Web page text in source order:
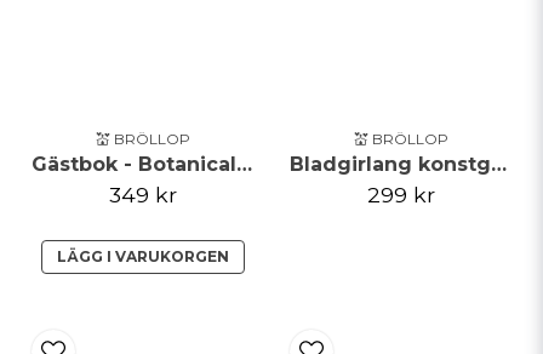
💒 BRÖLLOP
Gästbok - Botanical Wedding - 4 i rad
349 kr
LÄGG I VARUKORGEN
💒 BRÖLLOP
Bladgirlang konstgjord med ljus 1,8m
299 kr